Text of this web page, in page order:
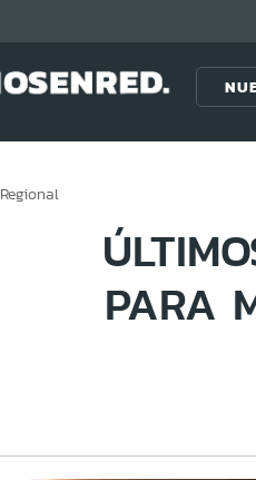
Regional
PARA